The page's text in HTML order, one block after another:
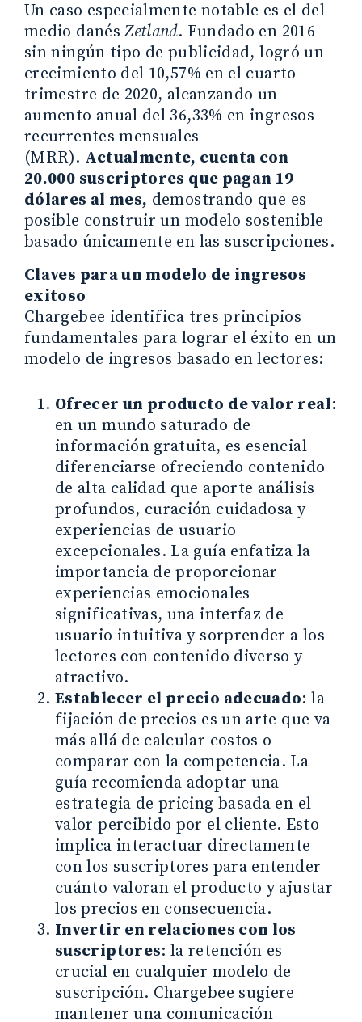
Un caso especialmente notable es el del
medio danésZetland. Fundado en 2016
sin ningún tipo de publicidad, logró un
crecimiento del 10,57% en el cuarto
trimestre de 2020, alcanzando un
aumento anual del 36,33% en ingresos
recurrentes mensuales
(MRR). Actualmente, cuenta con
20.000 suscriptores que pagan 19
dólares al mes, demostrando que es
posible construir un modelo sostenible
basado únicamente en las suscripciones.
Claves para un modelo de ingresos
exitoso
Chargebee identifica tres principios
fundamentales para lograr el éxito en un
modelo de ingresos basado en lectores:
Ofrecer un producto de valor real:
en un mundo saturado de
información gratuita, es esencial
diferenciarse ofreciendo contenido
de alta calidad que aporte análisis
profundos, curación cuidadosa y
experiencias de usuario
excepcionales. La guía enfatiza la
importancia de proporcionar
experiencias emocionales
significativas, una interfaz de
usuario intuitiva y sorprender a los
lectores con contenido diverso y
atractivo.
Establecer el precio adecuado: la
fijación de precios es un arte que va
más allá de calcular costos o
comparar con la competencia. La
guía recomienda adoptar una
estrategia de pricing basada en el
valor percibido por el cliente. Esto
implica interactuar directamente
con los suscriptores para entender
cuánto valoran el producto y ajustar
los precios en consecuencia.
Invertir en relaciones con los
suscriptores: la retención es
crucial en cualquier modelo de
suscripción. Chargebee sugiere
mantener una comunicación